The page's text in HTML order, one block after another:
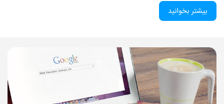
بیشتر بخوانید